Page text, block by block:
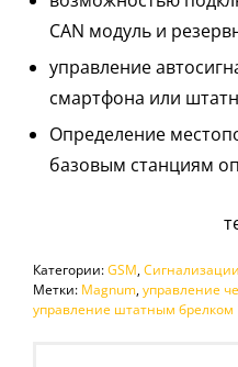
CAN модуль и
управление
смартфона или
Определение
базовым станциям
Категории:GSM,Сигнализации
Метки: Magnum,управление
управление штатным брелком